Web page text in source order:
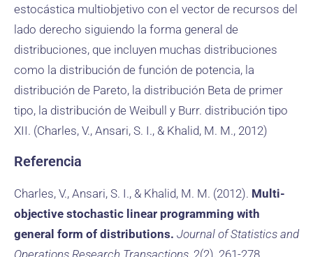
estocástica multiobjetivo con el vector de recursos del
lado derecho siguiendo la forma general de
distribuciones, que incluyen muchas distribuciones
como la distribución de función de potencia, la
distribución de Pareto, la distribución Beta de primer
tipo, la distribución de Weibull y Burr. distribución tipo
XII. (Charles, V., Ansari, S. I., & Khalid, M. M., 2012)
Referencia
Charles, V., Ansari, S. I., & Khalid, M. M. (2012). Multi-
objective stochastic linear programming with
general form of distributions. Journal of Statistics and
Operations Research Transactions, 2(2), 261-278.